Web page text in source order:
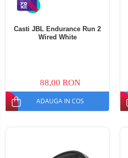
Casti JBL Endurance Run 2
Wired White
88,00 RON
ADAUGA IN COS